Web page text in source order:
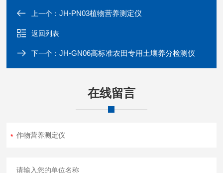
上一个：JH-PN03植物营养测定仪
返回列表
下一个：JH-GN06高标准农田专用土壤养分检测仪
在线留言